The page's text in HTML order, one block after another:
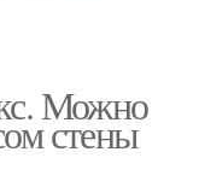
Можно
стены